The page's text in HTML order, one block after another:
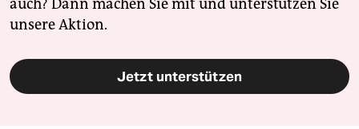
auch? Dann machen Sie mit und unterstützen Sie
unsere Aktion.
Jetzt unterstützen